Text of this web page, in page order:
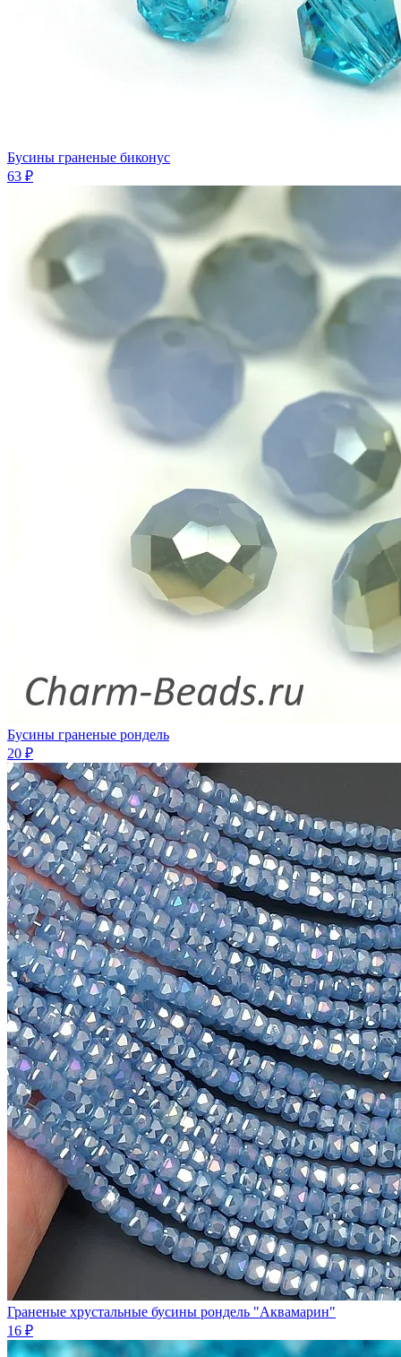
Бусины граненые биконус
63 ₽
Бусины граненые рондель
20 ₽
Граненые хрустальные бусины рондель "Аквамарин"
16 ₽